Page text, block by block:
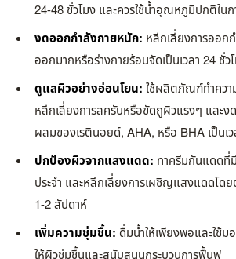
24-48 ชั่วโมง และควรใช้น้ำอุณหภูมิปกติในก
งดออกกำลังกายหนัก: หลีกเลี่ยงการออก
ออกมากหรือร่างกายร้อนจัดเป็นเวลา 24 ชั่ว
ดูแลผิวอย่างอ่อนโยน: ใช้ผลิตภัณฑ์ทำควา
หลีกเลี่ยงการสครับหรือขัดถูผิวแรงๆ และ
ผสมของเรตินอยด์, AHA, หรือ BHA เป็นเ
ปกป้องผิวจากแสงแดด: ทาครีมกันแดดที่
ประจำ และหลีกเลี่ยงการเผชิญแสงแดดโดย
1-2 สัปดาห์
เพิ่มความชุ่มชื้น: ดื่มน้ำให้เพียงพอและใช้ม
ให้ผิวชุ่มชื้นและสนับสนุนกระบวนการฟื้นฟู